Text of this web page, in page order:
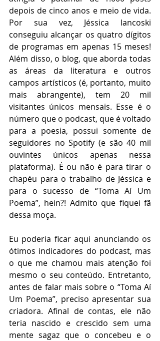
depois de cinco anos e meio de vida.
Por sua vez, Jéssica Iancoski
conseguiu alcançar os quatro dígitos
de programas em apenas 15 meses!
Além disso, o blog, que aborda todas
as áreas da literatura e outros
campos artísticos (é, portanto, muito
mais abrangente), tem 20 mil
visitantes únicos mensais. Esse é o
número que o podcast, que é voltado
para a poesia, possui somente de
seguidores no Spotify (e são 40 mil
ouvintes únicos apenas nessa
plataforma). É ou não é para tirar o
chapéu para o trabalho de Jéssica e
para o sucesso de “Toma Aí Um
Poema”, hein?! Admito que fiquei fã
dessa moça.
Eu poderia ficar aqui anunciando os
ótimos indicadores do podcast, mas
o que me chamou mais atenção foi
mesmo o seu conteúdo. Entretanto,
antes de falar mais sobre o “Toma Aí
Um Poema”, preciso apresentar sua
criadora. Afinal de contas, ele não
teria nascido e crescido sem uma
mente sagaz que o concebeu e o